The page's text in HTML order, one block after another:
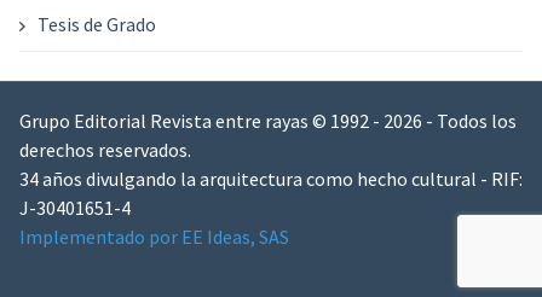
Tesis de Grado
Grupo Editorial Revista entre rayas © 1992 - 2026 - Todos los
derechos reservados.
34 años divulgando la arquitectura como hecho cultural - RIF:
J-30401651-4
Implementado por EE Ideas, SAS